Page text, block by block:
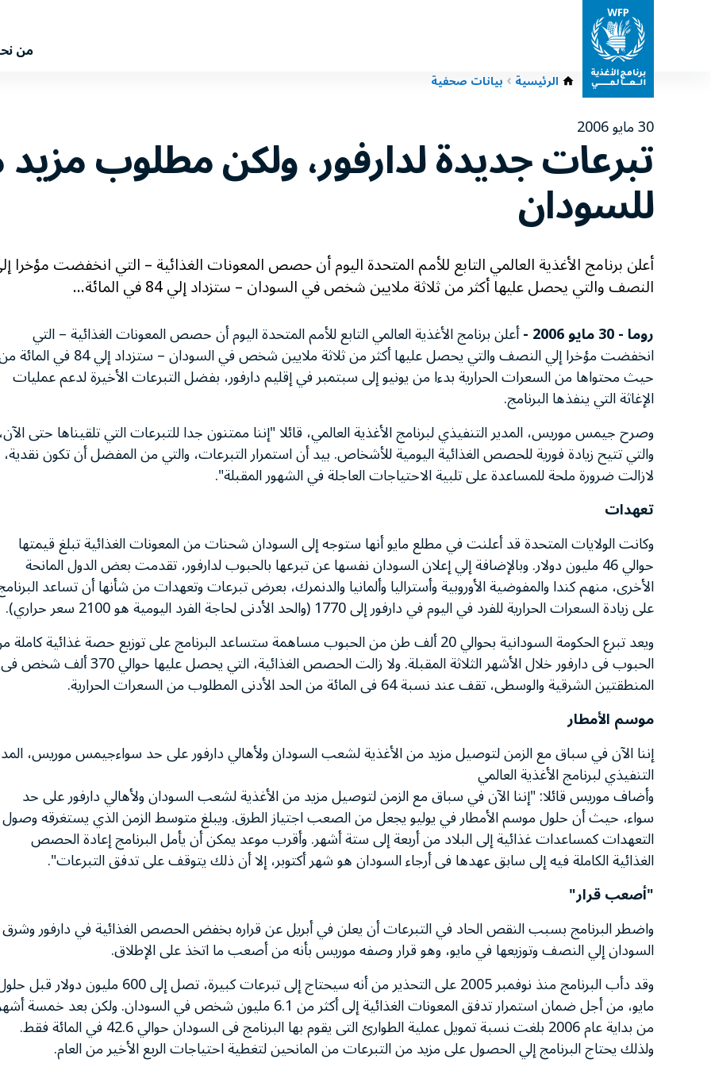
من
الرئيسية بيانات صحفية
30 مايو 2006
تبرعات جديدة لدارفور، ولكن مطلوب
للسودان
أعلن برنامج الأغذية العالمي التابع للأمم المتحدة اليوم أن حصص المعونات الغذائية – التي انخفضت مؤخرا
النصف والتي يحصل عليها أكثر من ثلاثة ملايين شخص في السودان – ستزداد إلي 84 في المائة...
روما - 30 مايو 2006 - أعلن برنامج الأغذية العالمي التابع للأمم المتحدة اليوم أن حصص المعونات الغذائية – التي
انخفضت مؤخرا إلي النصف والتي يحصل عليها أكثر من ثلاثة ملايين شخص في السودان – ستزداد إلي 84
حيث محتواها من السعرات الحرارية بدءا من يونيو إلى سبتمبر في إقليم دارفور، بفضل التبرعات الأخيرة لدعم عمليات
الإغاثة التي ينفذها البرنامج.
وصرح جيمس موريس، المدير التنفيذي لبرنامج الأغذية العالمي، قائلا "إننا ممتنون جدا للتبرعات التي تلقيناها حتى
والتي تتيح زيادة فورية للحصص الغذائية اليومية للأشخاص. بيد أن استمرار التبرعات، والتي من المفضل أن تكون نقدية،
لازالت ضرورة ملحة للمساعدة على تلبية الاحتياجات العاجلة في الشهور المقبلة".
تعهدات
وكانت الولايات المتحدة قد أعلنت في مطلع مايو أنها ستوجه إلى السودان شحنات من المعونات الغذائية تبلغ قيمتها
حوالي 46 مليون دولار. وبالإضافة إلي إعلان السودان نفسها عن تبرعها بالحبوب لدارفور، تقدمت بعض الدول المانحة
الأخرى، منهم كندا والمفوضية الأوروبية وأستراليا وألمانيا والدنمرك، بعرض تبرعات وتعهدات من شأنها أن تساعد
على زيادة السعرات الحرارية للفرد في اليوم في دارفور إلى 1770 (والحد الأدنى لحاجة الفرد اليومية هو 2100 سعر حراري).
ويعد تبرع الحكومة السودانية بحوالي 20 ألف طن من الحبوب مساهمة ستساعد البرنامج على توزيع حصة غذائية
الحبوب فى دارفور خلال الأشهر الثلاثة المقبلة. ولا زالت الحصص الغذائية، التي يحصل عليها حوالي 370 ألف شخص فى
المنطقتين الشرقية والوسطى، تقف عند نسبة 64 فى المائة من الحد الأدنى المطلوب من السعرات الحرارية.
موسم الأمطار
إننا الآن في سباق مع الزمن لتوصيل مزيد من الأغذية لشعب السودان ولأهالي دارفور على حد سواءجيمس موريس،
التنفيذي لبرنامج الأغذية العالمي
وأضاف موريس قائلا: "إننا الآن في سباق مع الزمن لتوصيل مزيد من الأغذية لشعب السودان ولأهالي دارفور على حد
سواء، حيث أن حلول موسم الأمطار في يوليو يجعل من الصعب اجتياز الطرق. ويبلغ متوسط الزمن الذي يستغرقه وصول
التعهدات كمساعدات غذائية إلى البلاد من أربعة إلى ستة أشهر. وأقرب موعد يمكن أن يأمل البرنامج إعادة الحصص
الغذائية الكاملة فيه إلى سابق عهدها فى أرجاء السودان هو شهر أكتوبر، إلا أن ذلك يتوقف على تدفق التبرعات".
"أصعب قرار"
واضطر البرنامج بسبب النقص الحاد في التبرعات أن يعلن في أبريل عن قراره بخفض الحصص الغذائية في دارفور وشرق
السودان إلي النصف وتوزيعها في مايو، وهو قرار وصفه موريس بأنه من أصعب ما اتخذ على الإطلاق.
وقد دأب البرنامج منذ نوفمبر 2005 على التحذير من أنه سيحتاج إلى تبرعات كبيرة، تصل إلى 600 مليون دولار
مايو، من أجل ضمان استمرار تدفق المعونات الغذائية إلى أكثر من 6.1 مليون شخص في السودان. ولكن بعد خمسة
من بداية عام 2006 بلغت نسبة تمويل عملية الطوارئ التى يقوم بها البرنامج فى السودان حوالي 42.6 في المائة فقط.
ولذلك يحتاج البرنامج إلي الحصول على مزيد من التبرعات من المانحين لتغطية احتياجات الربع الأخير من العام.